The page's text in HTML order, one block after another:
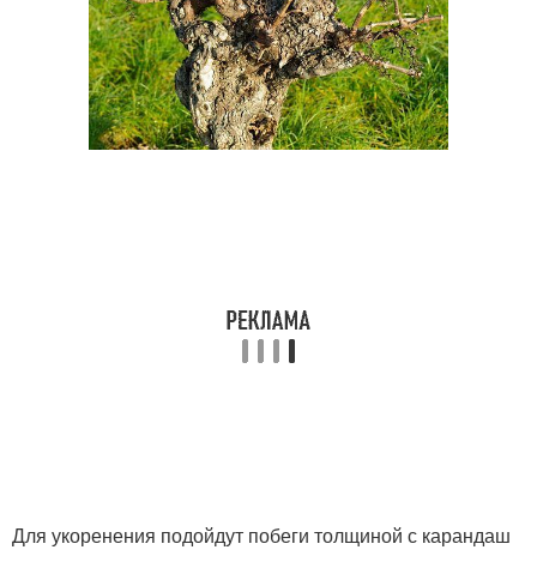
Для укоренения подойдут побеги толщиной с карандаш